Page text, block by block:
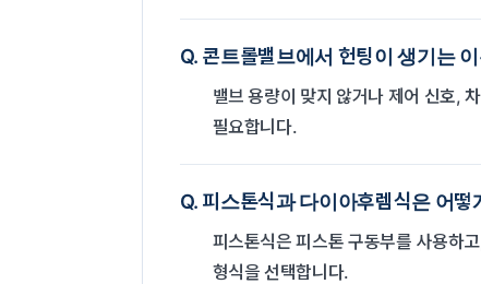
Q. 콘트롤밸브에서 헌팅이 생기는
밸브 용량이 맞지 않거나 제어 신호,
필요합니다.
Q. 피스톤식과 다이아후렘식은 어
피스톤식은 피스톤 구동부를 사용하
형식을 선택합니다.